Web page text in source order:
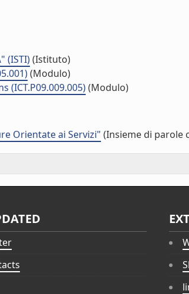
(ISTI)(Istituto)
(Modulo)
(ICT.P09.009.005)(Modulo)
Orientate ai Servizi" (Insieme di parole